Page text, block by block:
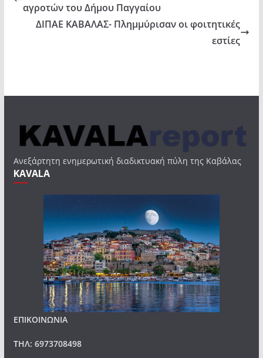
αγροτών του Δήμου Παγγαίου
ΔΙΠΑΕ ΚΑΒΑΛΑΣ- Πλημμύρισαν οι φοιτητικές
εστίες
Ανεξάρτητη ενημερωτική διαδικτυακή πύλη της Καβάλας
KAVALA
ΕΠΙΚΟΙΝΩΝΙΑ
ΤΗΛ: 6973708498